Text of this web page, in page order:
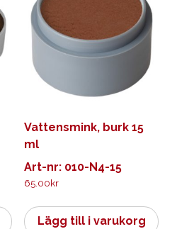
Vattensmink, burk 15
ml
Art-nr: 010-N4-15
65.00kr
Lägg till i varukorg